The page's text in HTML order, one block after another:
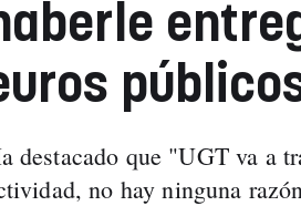
destacado que "UGT va a
no hay ninguna